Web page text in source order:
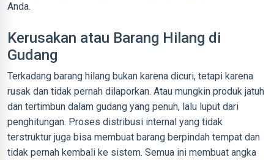
Anda.
Kerusakan atau Barang Hilang di
Gudang
Terkadang barang hilang bukan karena dicuri, tetapi karena
rusak dan tidak pernah dilaporkan. Atau mungkin produk jatuh
dan tertimbun dalam gudang yang penuh, lalu luput dari
penghitungan. Proses distribusi internal yang tidak
terstruktur juga bisa membuat barang berpindah tempat dan
tidak pernah kembali ke sistem. Semua ini membuat angka